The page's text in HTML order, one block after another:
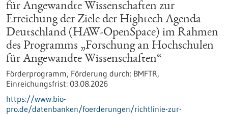
für Angewandte Wissenschaften zur
Erreichung der Ziele der Hightech Agenda
Deutschland (HAW-OpenSpace) im Rahmen
des Programms „Forschung an Hochschulen
für Angewandte Wissenschaften“
Förderprogramm, Förderung durch: BMFTR,
Einreichungsfrist: 03.08.2026
https://www.bio-
pro.de/datenbanken/foerderungen/richtlinie-zur-